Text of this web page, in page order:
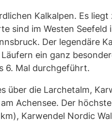
Kalkalpen. Es
sind im Westen Seefeld
Der legendäre
ein ganz
6. Mal durchgeführt.
die Larchetalm,
Achensee. Der
Karwendel Nordic